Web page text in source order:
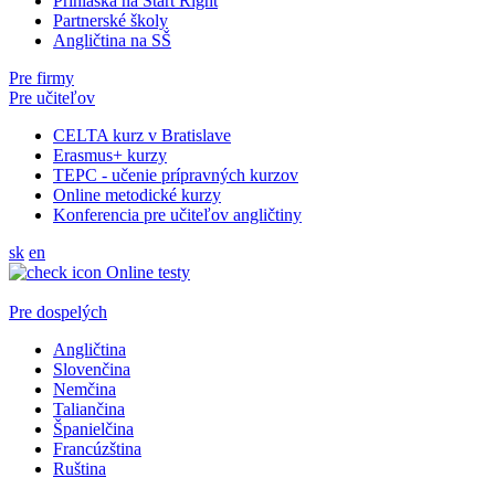
Partnerské školy
Angličtina na SŠ
Pre firmy
Pre učiteľov
CELTA kurz v Bratislave
Erasmus+ kurzy
TEPC - učenie prípravných kurzov
Online metodické kurzy
Konferencia pre učiteľov angličtiny
sk en
Online testy
Pre dospelých
Angličtina
Slovenčina
Nemčina
Taliančina
Španielčina
Francúzština
Ruština